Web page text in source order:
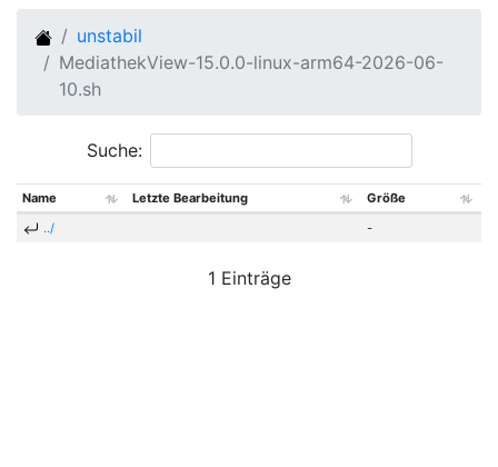
unstabil
MediathekView-15.0.0-linux-arm64-2026-06-
10.sh
Suche:
Name Letzte Bearbeitung
Größe
../
-
1 Einträge